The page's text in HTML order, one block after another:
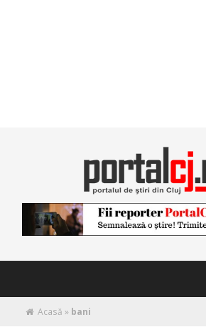
Acasă » bani